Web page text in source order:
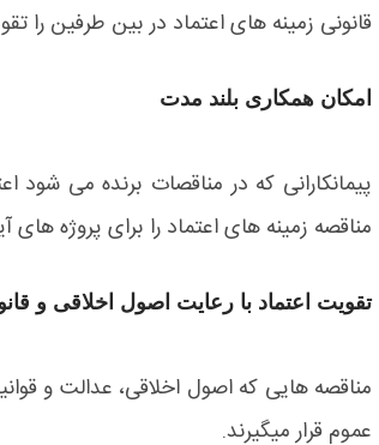
قانونی زمینه های اعتماد در بین طرفین
امکان همکاری بلند مدت
پیمانکارانی که در مناقصات برنده می شود
مناقصه زمینه های اعتماد را برای پروژه های
تقویت اعتماد با رعایت اصول اخلاقی و
مناقصه هایی که اصول اخلاقی، عدالت و
عموم قرار میگیرند.